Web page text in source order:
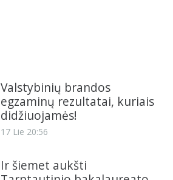
Valstybinių brandos
egzaminų rezultatai, kuriais
didžiuojamės!
17 Lie 20:56
Ir šiemet aukšti